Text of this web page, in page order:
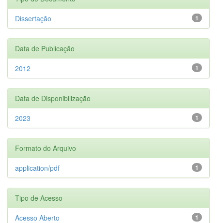
1
Dissertação
Data de Publicação
1
2012
Data de Disponibilização
1
2023
Formato do Arquivo
1
application/pdf
Tipo de Acesso
1
Acesso Aberto